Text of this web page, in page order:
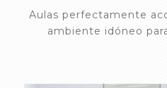
Aulas perfectamente
ambiente idóneo